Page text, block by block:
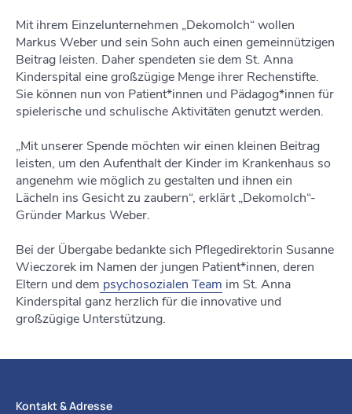
Mit ihrem Einzelunternehmen „Dekomolch“ wollen
Markus Weber und sein Sohn auch einen gemeinnützigen
Beitrag leisten. Daher spendeten sie dem St. Anna
Kinderspital eine großzügige Menge ihrer Rechenstifte.
Sie können nun von Patient*innen und Pädagog*innen für
spielerische und schulische Aktivitäten genutzt werden.
„Mit unserer Spende möchten wir einen kleinen Beitrag
leisten, um den Aufenthalt der Kinder im Krankenhaus so
angenehm wie möglich zu gestalten und ihnen ein
Lächeln ins Gesicht zu zaubern“, erklärt „Dekomolch“-
Gründer Markus Weber.
Bei der Übergabe bedankte sich Pflegedirektorin Susanne
Wieczorek im Namen der jungen Patient*innen, deren
Eltern und dem psychosozialen Team im St. Anna
Kinderspital ganz herzlich für die innovative und
großzügige Unterstützung.
Kontakt & Adresse